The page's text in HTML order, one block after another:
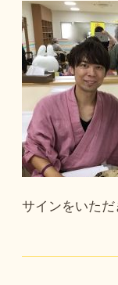
サインをいた